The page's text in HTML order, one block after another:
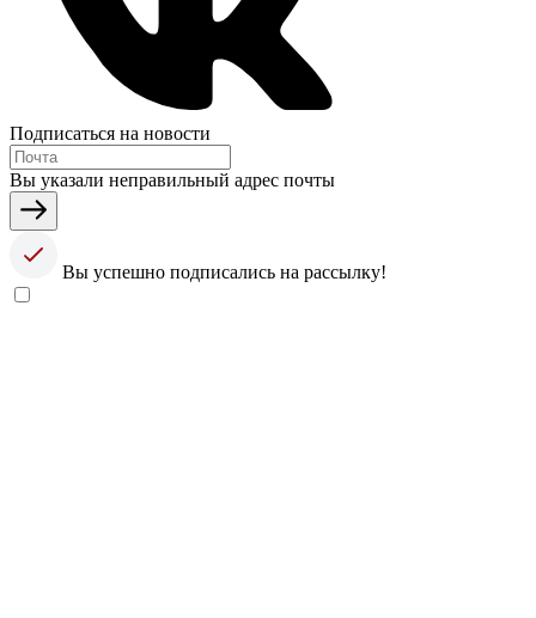
Подписаться на новости
Вы указали неправильный адрес почты
Вы успешно подписались на рассылку!